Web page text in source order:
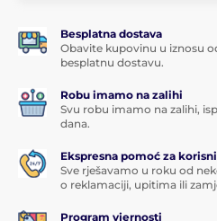
Besplatna dostava
Obavite kupovinu u iznosu
besplatnu dostavu.
Robu imamo na zalihi
Svu robu imamo na zalihi,
dana.
Ekspresna pomoć za
Sve rješavamo u roku od
o reklamaciji, upitima ili
Program vjernosti